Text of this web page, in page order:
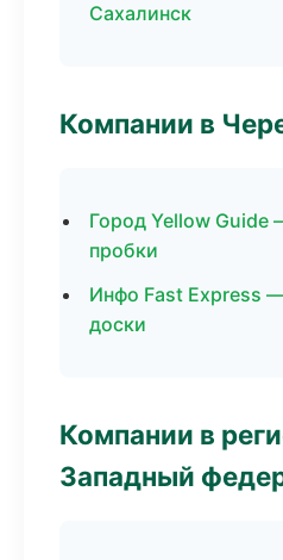
Сахалинск
Компании в
Город Yellow Guide
пробки
Инфо Fast Express
доски
Компании в
Западный